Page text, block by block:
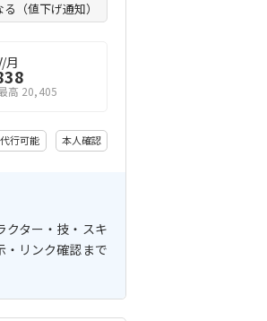
（値下げ通知）
月
高 20,405
行可能 本人確認
クター・技・スキ
・リンク確認まで